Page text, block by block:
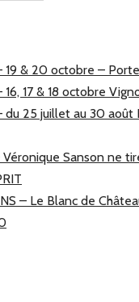
& 20 octobre –
17 & 18 octobre
25 juillet au 30 août
Véronique Sanson ne
– Le Blanc de